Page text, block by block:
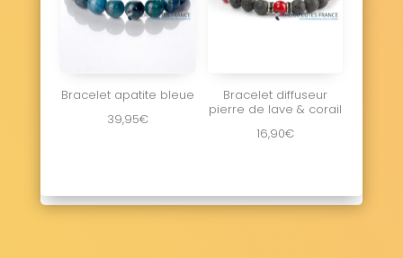
Bracelet apatite bleue
39,95€
Bracelet diffuseur
pierre de lave & corail
16,90€